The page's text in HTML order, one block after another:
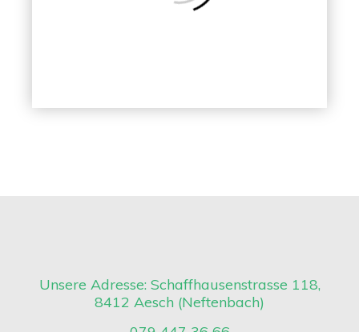
Unsere Adresse: Schaffhausenstrasse 118,
8412 Aesch (Neftenbach)